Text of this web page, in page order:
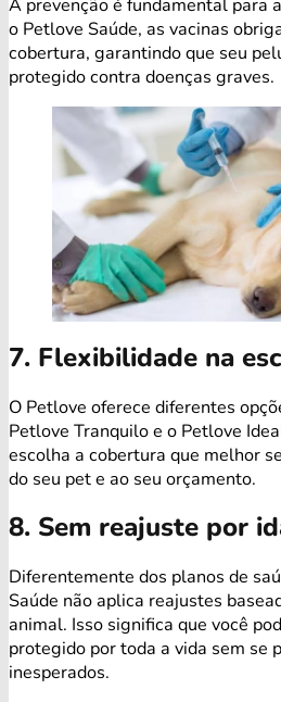
A prevenção é fundamental para
o Petlove Saúde, as vacinas
cobertura, garantindo que seu
protegido contra doenças graves.
7. Flexibilidade na
O Petlove oferece diferentes
Petlove Tranquilo e o Petlove
escolha a cobertura que melhor
do seu pet e ao seu orçamento.
8. Sem reajuste por
Diferentemente dos planos de
Saúde não aplica reajustes
animal. Isso significa que você
protegido por toda a vida sem se
inesperados.